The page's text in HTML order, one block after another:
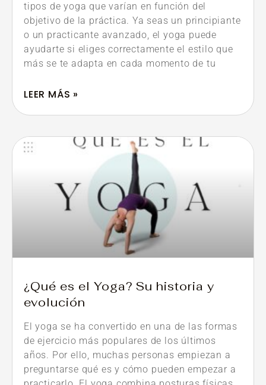
tipos de yoga que varían en función del
objetivo de la práctica. Ya seas un principiante
o un practicante avanzado, el yoga puede
ayudarte si eliges correctamente el estilo que
más se te adapta en cada momento de tu
LEER MÁS »
¿Qué es el Yoga? Su historia y
evolución
El yoga se ha convertido en una de las formas
de ejercicio más populares de los últimos
años. Por ello, muchas personas empiezan a
preguntarse qué es y cómo pueden empezar a